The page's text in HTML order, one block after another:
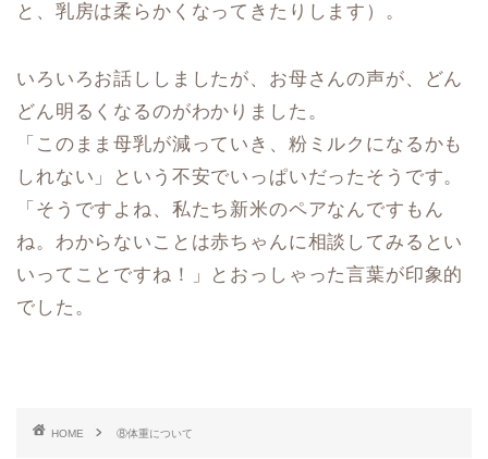
と、乳房は柔らかくなってきたりします）。
いろいろお話ししましたが、お母さんの声が、どん
どん明るくなるのがわかりました。
「このまま母乳が減っていき、粉ミルクになるかも
しれない」という不安でいっぱいだったそうです。
「そうですよね、私たち新米のペアなんですもん
ね。わからないことは赤ちゃんに相談してみるとい
いってことですね！」とおっしゃった言葉が印象的
でした。
HOME ⑧体重について